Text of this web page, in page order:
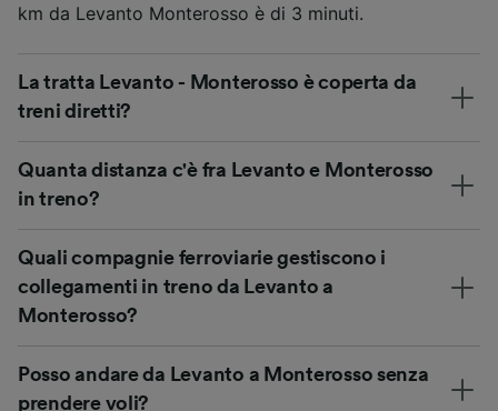
km da Levanto Monterosso è di 3 minuti.
La tratta Levanto - Monterosso è coperta da
treni diretti?
Quanta distanza c'è fra Levanto e Monterosso
in treno?
Quali compagnie ferroviarie gestiscono i
collegamenti in treno da Levanto a
Monterosso?
Posso andare da Levanto a Monterosso senza
prendere voli?